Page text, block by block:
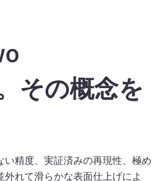
その概念を
い精度、実証済みの再現性、極め
外れて滑らかな表面仕上げによ